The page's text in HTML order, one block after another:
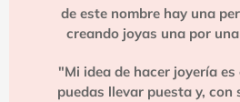
de este nombre hay una
creando joyas una por
"Mi idea de hacer joyería
puedas llevar puesta y, con